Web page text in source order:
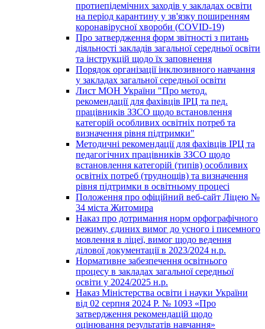
протиепідемічних заходів у закладах освіти
на період карантину у зв'язку поширенням
коронавірусної хвороби (COVID-19)
Про затвердження форм звітності з питань
діяльності закладів загальної середньої освіти
та інструкцій щодо їх заповнення
Порядок організації інклюзивного навчання
у закладах загальної середньої освіти
Лист МОН України "Про метод.
рекомендації для фахівців ІРЦ та пед.
працівників ЗЗСО щодо встановлення
категорій особливих освітніх потреб та
визначення рівня підтримки"
Методичні рекомендації для фахівців ІРЦ та
педагогічних працівників ЗЗСО щодо
встановлення категорій (типів) особливих
освітніх потреб (труднощів) та визначення
рівня підтримки в освітньому процесі
Положення про офіційний веб-сайт Ліцею №
34 міста Житомира
Наказ про дотримання норм орфографічного
режиму, єдиних вимог до усного і писемного
мовлення в ліцеї, вимог щодо ведення
ділової документації в 2023/2024 н.р.
Нормативне забезпечення освітнього
процесу в закладах загальної середньої
освіти у 2024/2025 н.р.
Наказ Міністерства освіти і науки України
від 02 серпня 2024 Р. № 1093 «Про
затвердження рекомендацій щодо
оцінювання результатів навчання»